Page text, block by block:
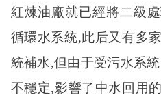
紅煉油廠就已經將二級
循環水系統,此后又有多
統補水,但由于受污水系
不穩定,影響了中水回用